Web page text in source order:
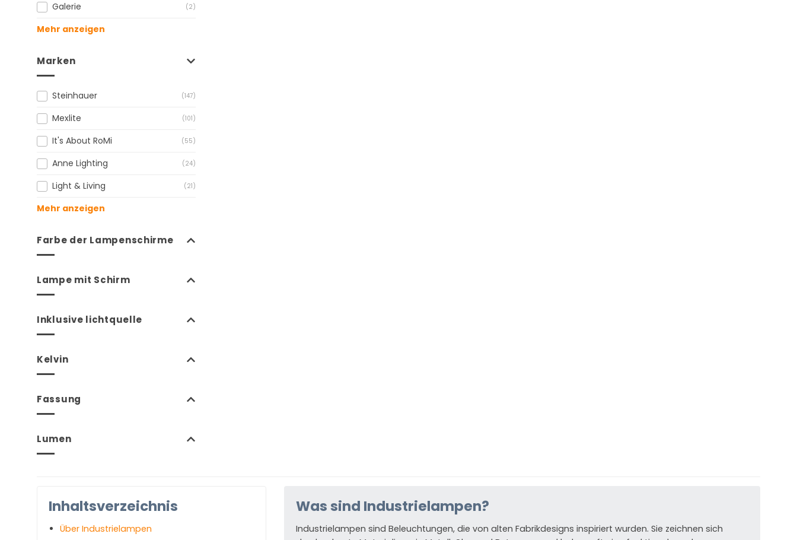
Galerie (2)
Mehr anzeigen
Marken
Steinhauer (147)
Mexlite (101)
It's About RoMi (55)
Anne Lighting (24)
Light & Living (21)
Mehr anzeigen
Farbe der Lampenschirme
Lampe mit Schirm
Inklusive lichtquelle
Kelvin
Fassung
Lumen
Inhaltsverzeichnis
Über Industrielampen
Was sind Industrielampen?
Industrielampen sind Beleuchtungen, die von alten Fabrikdesigns inspiriert wurden. Sie zeichnen sich